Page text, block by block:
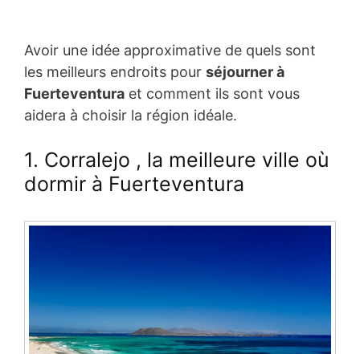
Avoir une idée approximative de quels sont
les meilleurs endroits pour séjourner à
Fuerteventura et comment ils sont vous
aidera à choisir la région idéale.
1. Corralejo , la meilleure ville où
dormir à Fuerteventura